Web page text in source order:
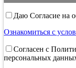
Даю Согласие на
Ознакомиться с
Согласен с
персональных